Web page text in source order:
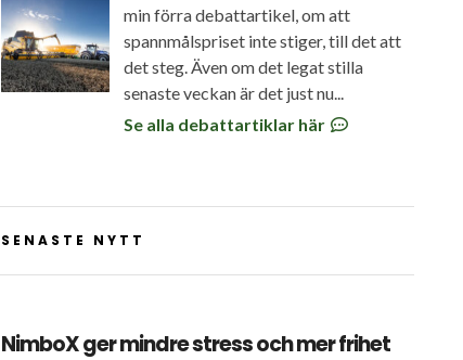
min förra debattartikel, om att
spannmålspriset inte stiger, till det att
det steg. Även om det legat stilla
senaste veckan är det just nu...
Se alla debattartiklar här
SENASTE NYTT
NimboX ger mindre stress och mer frihet